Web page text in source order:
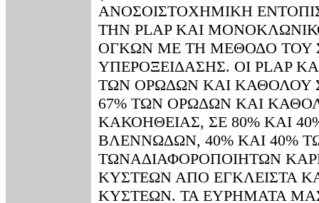
ΑΝΟΣΟΙΣΤΟΧΗΜΙΚΗ
ΤΗΝ PLAP ΚΑΙ
ΟΓΚΩΝ ΜΕ ΤΗ ΜΕΘΟΔΟ ΤΟΥ
ΥΠΕΡΟΞΕΙΔΑΣΗΣ. ΟΙ PLAP
ΤΩΝ ΟΡΩΔΩΝ ΚΑΙ ΚΑΘΟΛΟΥ
67% ΤΩΝ ΟΡΩΔΩΝ ΚΑΙ
ΚΑΚΟΗΘΕΙΑΣ, ΣΕ 80% ΚΑΙ
ΒΛΕΝΝΩΔΩΝ, 40% ΚΑΙ 40%
ΤΩΝΑΔΙΑΦΟΡΟΠΟΙΗΤΩΝ
ΚΥΣΤΕΩΝ ΑΠΟ ΕΓΚΛΕΙΣΤΑ
ΚΥΣΤΕΩΝ. ΤΑ ΕΥΡΗΜΑΤΑ